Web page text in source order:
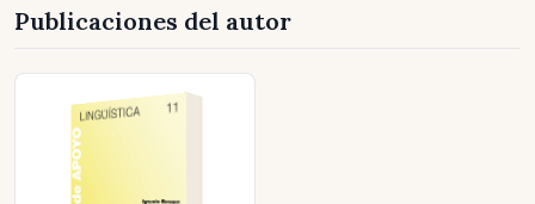
Publicaciones del autor